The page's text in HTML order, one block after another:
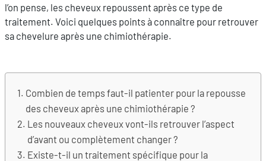
l’on pense, les cheveux repoussent après ce type de
traitement. Voici quelques points à connaître pour retrouver
sa chevelure après une chimiothérapie.
Combien de temps faut-il patienter pour la repousse
des cheveux après une chimiothérapie ?
Les nouveaux cheveux vont-ils retrouver l’aspect
d’avant ou complètement changer ?
Existe-t-il un traitement spécifique pour la